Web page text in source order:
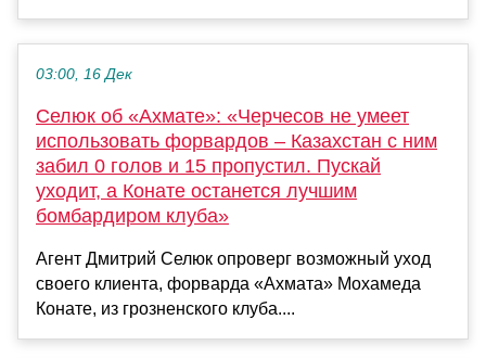
03:00, 16 Дек
Селюк об «Ахмате»: «Черчесов не умеет
использовать форвардов – Казахстан с ним
забил 0 голов и 15 пропустил. Пускай
уходит, а Конате останется лучшим
бомбардиром клуба»
Агент Дмитрий Селюк опроверг возможный уход
своего клиента, форварда «Ахмата» Мохамеда
Конате, из грозненского клуба....